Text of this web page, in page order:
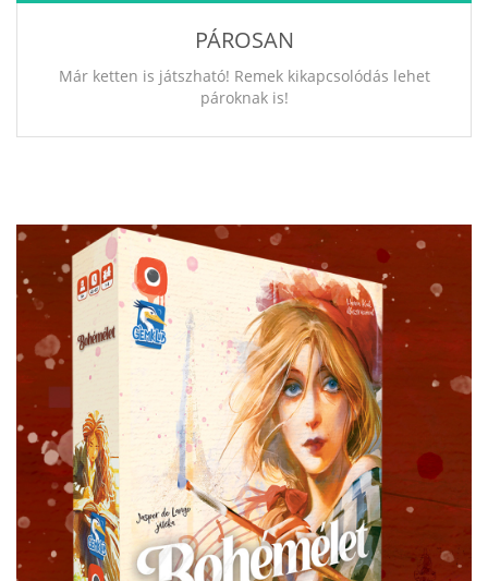
PÁROSAN
Már ketten is játszható! Remek kikapcsolódás lehet
pároknak is!